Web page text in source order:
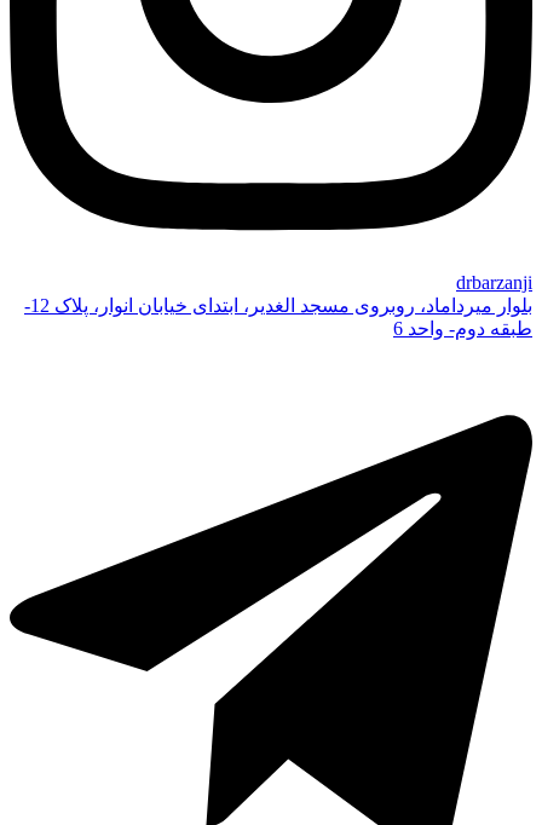
drbarzanji
بلوار میرداماد، روبروی مسجد الغدیر، ابتدای خیابان انوار، پلاک 12-
طبقه دوم- واحد 6